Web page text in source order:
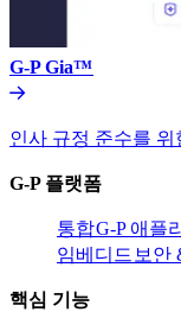
G-P Gia™​​
인사 규정 준수를
G-P 플랫폼​​
통합​​G-P 애플
임베디드​​ 보안
핵심 기능​​